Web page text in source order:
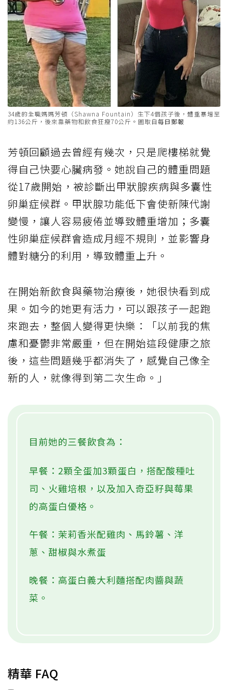
34歲的全職媽媽芳頓（Shawna Fountain）生下4個孩子後，體重暴增至
約136公斤，後來靠藥物和飲食狂瘦70公斤。圖取自每日郵報
芳頓回顧過去曾經有幾次，只是爬樓梯就覺
得自己快要心臟病發。她說自己的體重問題
從17歲開始，被診斷出甲狀腺疾病與多囊性
卵巢症候群。甲狀腺功能低下會使新陳代謝
變慢，讓人容易疲倦並導致體重增加；多囊
性卵巢症候群會造成月經不規則，並影響身
體對糖分的利用，導致體重上升。
在開始新飲食與藥物治療後，她很快看到成
果。如今的她更有活力，可以跟孩子一起跑
來跑去，整個人變得更快樂：「以前我的焦
慮和憂鬱非常嚴重，但在開始這段健康之旅
後，這些問題幾乎都消失了，感覺自己像全
新的人，就像得到第二次生命。」
目前她的三餐飲食為：
早餐：2顆全蛋加3顆蛋白，搭配酸種吐
司、火雞培根，以及加入奇亞籽與莓果
的高蛋白優格。
午餐：茉莉香米配雞肉、馬鈴薯、洋
蔥、甜椒與水煮蛋
晚餐：高蛋白義大利麵搭配肉醬與蔬
菜。
精華 FAQ